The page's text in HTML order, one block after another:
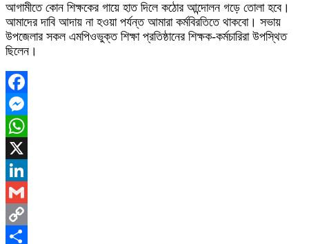
আগামীতে কোন শিক্ষকের গায়ে হাত দিলে কঠোর আন্দোলন গড়ে তোলা হবে।
আমাদের দাবি আদায় না হওয়া পর্যন্ত আমারা কর্মবিরতিতে থাকবো। সভায়
উপজেলার সকল এমপিওভুক্ত শিক্ষা প্রতিষ্ঠানের শিক্ষক-কর্মচারিরা উপস্থিত
ছিলেন।
Facebook
Messenger
WhatsApp
X
LinkedIn
Gmail
Copy